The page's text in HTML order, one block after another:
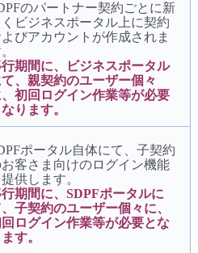
のパートナー契約ごとに新
くビジネスポータル上に契約
びアカウントが作成されま
期間に、ビジネスポータル
、親契約のユーザー個々
、初回ログイン作業等が必要
ります。
ポータル自体にて、子契約
客さま向けのログイン機能
供します。
期間に、SDPFポータルに
子契約のユーザー個々に、
ログイン作業等が必要とな
す。